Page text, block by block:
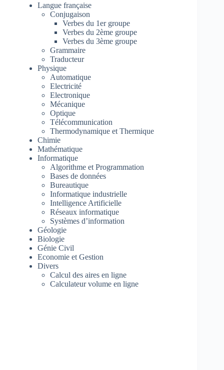
Langue française
Conjugaison
Verbes du 1er groupe
Verbes du 2ème groupe
Verbes du 3ème groupe
Grammaire
Traducteur
Physique
Automatique
Electricité
Electronique
Mécanique
Optique
Télécommunication
Thermodynamique et Thermique
Chimie
Mathématique
Informatique
Algorithme et Programmation
Bases de données
Bureautique
Informatique industrielle
Intelligence Artificielle
Réseaux informatique
Systèmes d’information
Géologie
Biologie
Génie Civil
Economie et Gestion
Divers
Calcul des aires en ligne
Calculateur volume en ligne